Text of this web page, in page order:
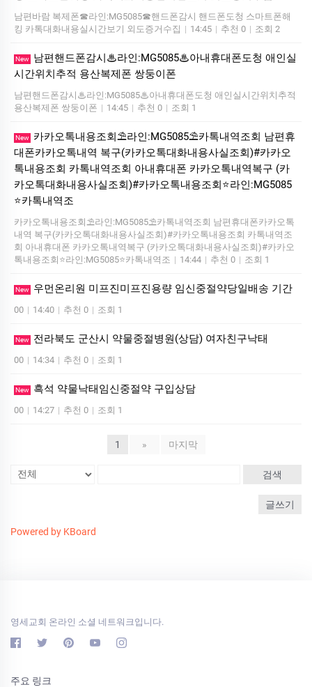
남편바람 복제폰☎라인:MG5085☎핸드폰감시 핸드폰도청 스마트폰해
킹 카톡대화내용실시간보기 외도증거수집 | 14:45 | 추천 0 | 조회 2
New
남편핸드폰감시♨라인:MG5085♨아내휴대폰도청 애인실
시간위치추적 용산복제폰 쌍둥이폰
남편핸드폰감시♨라인:MG5085♨아내휴대폰도청 애인실시간위치추적
용산복제폰 쌍둥이폰 | 14:45 | 추천 0 | 조회 1
New
카카오톡내용조회⛱️라인:MG5085⛱️카톡내역조회 남편휴
대폰카카오톡내역 복구(카카오톡대화내용사실조회)#카카오
톡내용조회 카톡내역조회 아내휴대폰 카카오톡내역복구 (카
카오톡대화내용사실조회)#카카오톡내용조회⭐라인:MG5085
⭐카톡내역조
카카오톡내용조회⛱️라인:MG5085⛱️카톡내역조회 남편휴대폰카카오톡
내역 복구(카카오톡대화내용사실조회)#카카오톡내용조회 카톡내역조
회 아내휴대폰 카카오톡내역복구 (카카오톡대화내용사실조회)#카카오
톡내용조회⭐라인:MG5085⭐카톡내역조 | 14:44 | 추천 0 | 조회 1
New 우먼온리원 미프진미프진용량 임신중절약당일배송 기간
00 | 14:40 | 추천 0 | 조회 1
New 전라북도 군산시 약물중절병원(상담) 여자친구낙­태
00 | 14:34 | 추천 0 | 조회 1
New 흑석 약물낙태임신중절약 구입상담
00 | 14:27 | 추천 0 | 조회 1
1 » 마지막
검색
글쓰기
Powered by KBoard
영세교회 온라인 소셜 네트워크입니다.
주요 링크